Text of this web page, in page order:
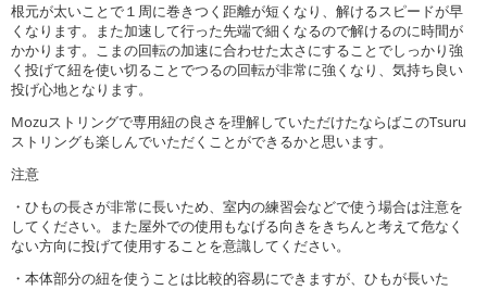
根元が太いことで１周に巻きつく距離が短くなり、解けるスピードが早
くなります。また加速して行った先端で細くなるので解けるのに時間が
かかります。こまの回転の加速に合わせた太さにすることでしっかり強
く投げて紐を使い切ることでつるの回転が非常に強くなり、気持ち良い
投げ心地となります。
Mozuストリングで専用紐の良さを理解していただけたならばこのTsuru
ストリングも楽しんでいただくことができるかと思います。
注意
・ひもの長さが非常に長いため、室内の練習会などで使う場合は注意を
してください。また屋外での使用もなげる向きをきちんと考えて危なく
ない方向に投げて使用することを意識してください。
・本体部分の紐を使うことは比較的容易にできますが、ひもが長いた